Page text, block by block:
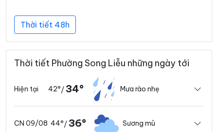
Thời tiết 48h
Thời tiết Phường Song Liễu những ngày tới
Hiện tại 42°/ 34° Mưa rào nhẹ
CN 09/08 44°/ 36° Sương mù